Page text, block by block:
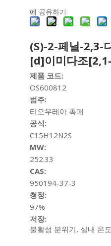
에 공유하기:
(S)-2-페닐-2,3-
[d]이미다조
제품 코드:
OS600812
범주:
티오우레아 촉매
공식:
C15H12N2S
MW:
252.33
CAS:
950194-37-3
청정:
97%
저장:
불활성 분위기, 실내 온도